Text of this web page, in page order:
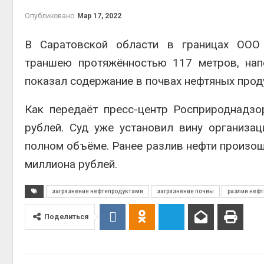
Опубликовано Мар 17, 2022
В Саратовской области в границах ООО
траншею протяжённостью 117 метров,
показал содержание в почвах нефтяных
Как передаёт пресс-центр
рублей. Суд уже установил вину
полном объёме. Ранее разлив нефти
миллиона рублей.
загрязнение нефтепродуктами загрязнение почвы разлив
Поделиться
Авг 6,